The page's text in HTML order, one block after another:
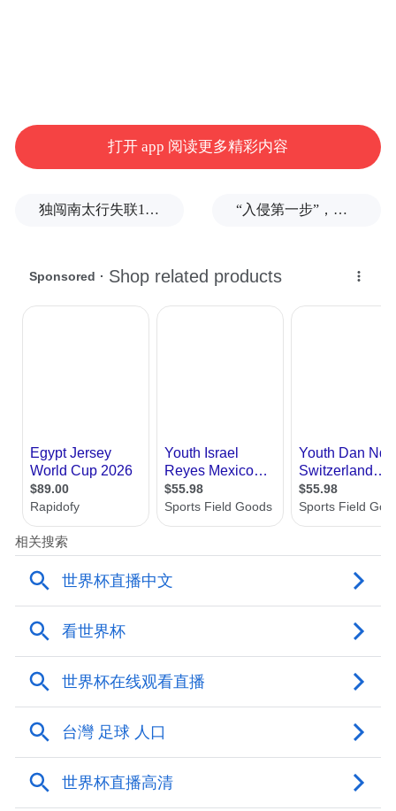
打开 app 阅读更多精彩内容
独闯南太行失联14天的女子已确认遇难，遗体在悬崖被找到 “入侵第一步”，与特朗普关系密切美企被曝强闯格陵兰岛